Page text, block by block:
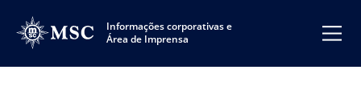
Informações corporativas e
Área de Imprensa